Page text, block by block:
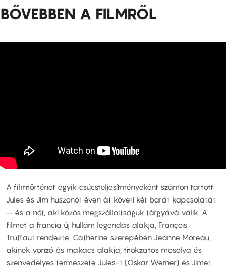
BŐVEBBEN A FILMRŐL
A filmtörténet egyik csúcsteljesítményeként számon tartott
Jules és Jim huszonöt éven át követi két barát kapcsolatát
– és a nőt, aki közös megszállottságuk tárgyává válik. A
filmet a francia új hullám legendás alakja, François
Truffaut rendezte, Catherine szerepében Jeanne Moreau,
akinek vonzó és makacs alakja, titokzatos mosolya és
szenvedélyes természete Jules-t (Oskar Werner) és Jimet